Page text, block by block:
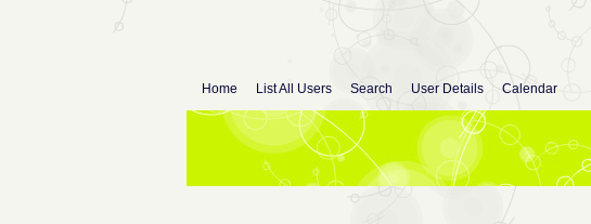
Home List All Users Search User Details Calendar